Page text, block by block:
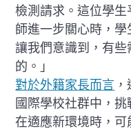
檢測請求。這位學
師進一步關心時，
讓我們意識到，有些
的。」
對於外籍家長而言
國際學校社群中，
在適應新環境時，